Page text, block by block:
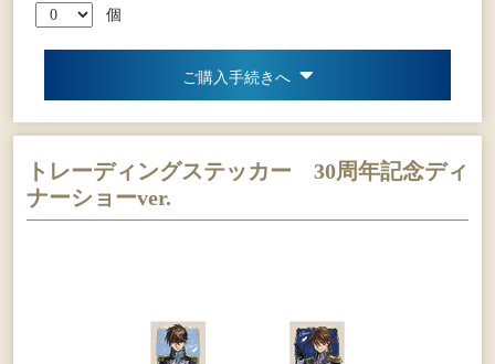
個
ご購入手続きへ
トレーディングステッカー 30周年記念ディ
ナーショーver.